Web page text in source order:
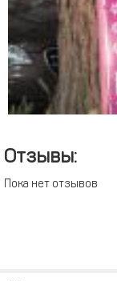
Отзывы:
Пока нет отзывов